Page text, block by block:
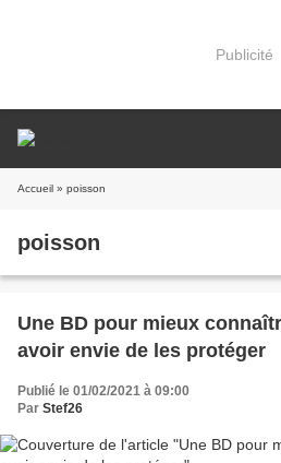
Publicité
Accueil » poisson
poisson
Une BD pour mieux
avoir envie de les protéger
Publié le 01/02/2021 à 09:00
Par Stef26